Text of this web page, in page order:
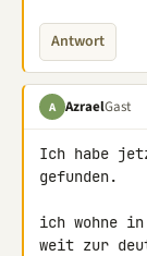
Antwort
A AzraelGast
Ich habe
gefunden.
ich wohne
weit zur